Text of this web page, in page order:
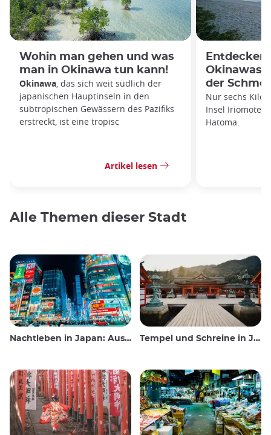
Wohin man gehen und was
man in Okinawa tun kann!
Okinawa, das sich weit südlich der
japanischen Hauptinseln in den
subtropischen Gewässern des Pazifiks
erstreckt, ist eine tropisc
Artikel lesen
Entdecken
Okinawas
der
Nur sechs
Insel Iriomote
Hatoma.
Alle Themen dieser Stadt
Nachtleben in Japan: Ausgehen, sehen und trinken Tempel und Schreine in Japan